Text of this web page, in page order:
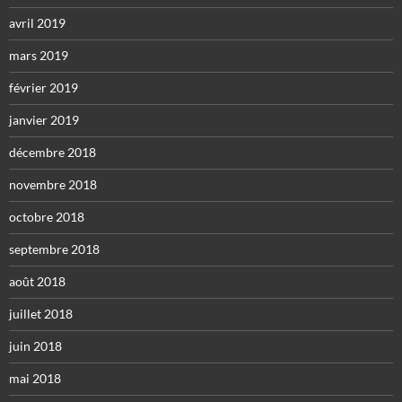
avril 2019
mars 2019
février 2019
janvier 2019
décembre 2018
novembre 2018
octobre 2018
septembre 2018
août 2018
juillet 2018
juin 2018
mai 2018